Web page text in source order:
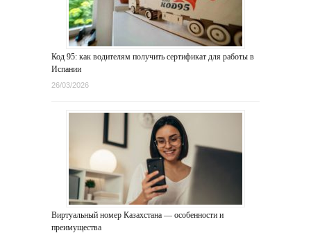
Код 95: как водителям получить сертификат для работы в
Испании
26/03/2026
Виртуальный номер Казахстана — особенности и
преимущества